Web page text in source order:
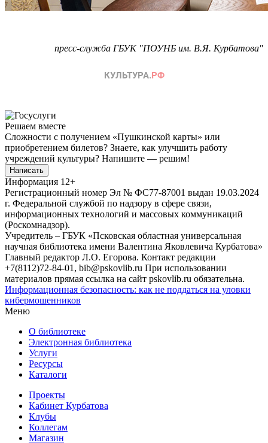
пресс-служба ГБУК "ПОУНБ им. В.Я. Курбатова"
Решаем вместе
Сложности с получением «Пушкинской карты» или
приобретением билетов? Знаете, как улучшить работу
учреждений культуры? Напишите — решим!
Написать
Информация 12+
Регистрационный номер Эл № ФС77-87001 выдан 19.03.2024
г. Федеральной службой по надзору в сфере связи,
информационных технологий и массовых коммуникаций
(Роскомнадзор).
Учредитель – ГБУК «Псковская областная универсальная
научная библиотека имени Валентина Яковлевича Курбатова»
Главный редактор Л.О. Егорова. Контакт редакции
+7(8112)72-84-01, bib@pskovlib.ru При использовании
материалов прямая ссылка на сайт pskovlib.ru обязательна.
Информационная безопасность: как не поддаться на уловки
кибермошенников
Меню
О библиотеке
Электронная библиотека
Услуги
Ресурсы
Каталоги
Проекты
Кабинет Курбатова
Клубы
Коллегам
Магазин